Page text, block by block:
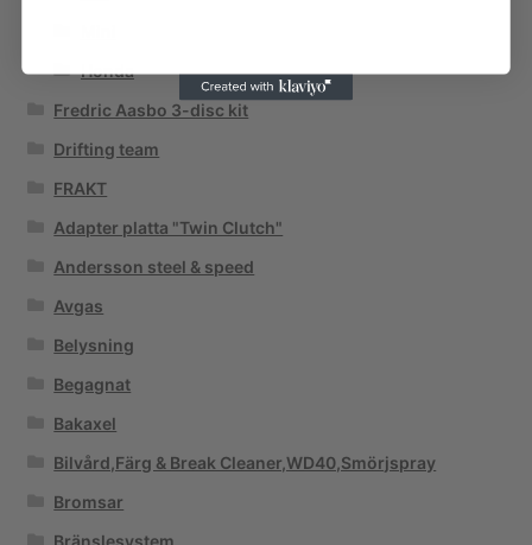
Honda
Fredric Aasbo 3-disc kit
Drifting team
FRAKT
Adapter platta "Twin Clutch"
Andersson steel & speed
Avgas
Belysning
Begagnat
Bakaxel
Bilvård,Färg & Break Cleaner,WD40,Smörjspray
Bromsar
Bränslesystem